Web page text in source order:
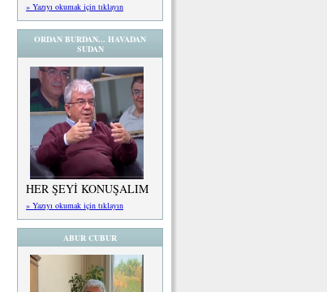
» Yazıyı okumak için tıklayın
ORDAN BURDAN... HAVADAN
SUDAN
HER ŞEYİ KONUŞALIM
» Yazıyı okumak için tıklayın
ABUR CUBUR